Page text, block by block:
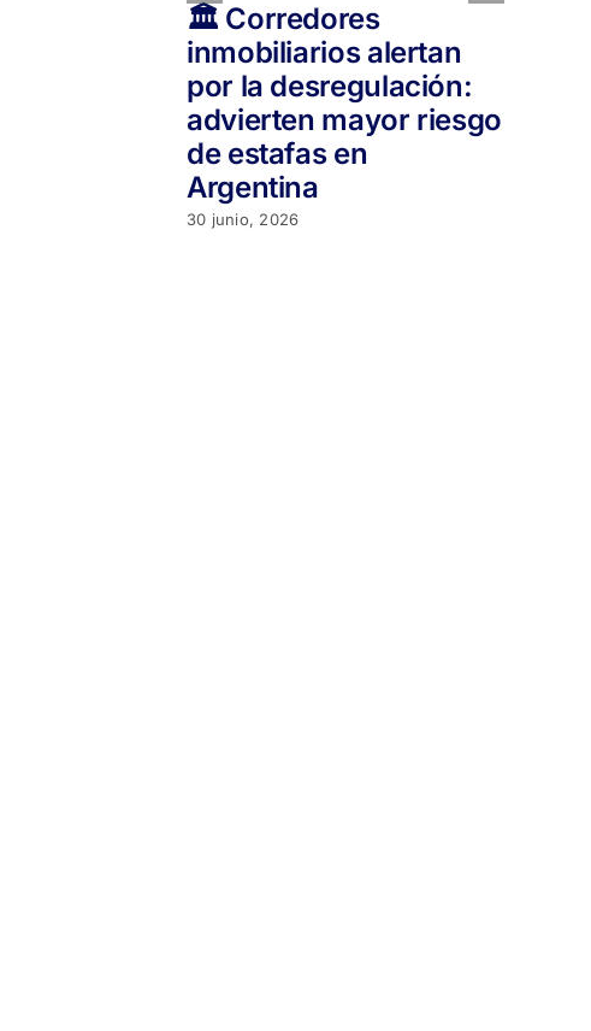
🏛️ Corredores
inmobiliarios alertan
por la desregulación:
advierten mayor riesgo
de estafas en
Argentina
30 junio, 2026